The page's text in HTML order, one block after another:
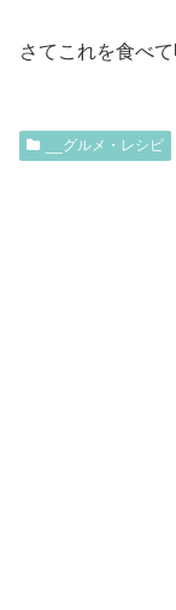
さてこれを食べ
__グルメ・レシピ